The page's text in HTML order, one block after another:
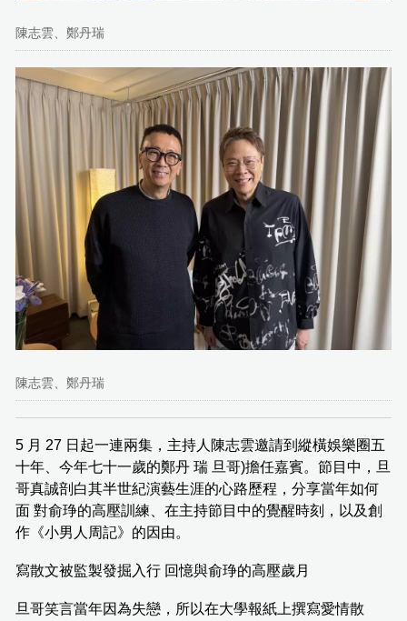
陳志雲、鄭丹瑞
陳志雲、鄭丹瑞
5 月 27 日起一連兩集，主持人陳志雲邀請到縱橫娛樂圈五
十年、今年七十一歲的鄭丹 瑞 旦哥)擔任嘉賓。節目中，旦
哥真誠剖白其半世紀演藝生涯的心路歷程，分享當年如何
面 對俞琤的高壓訓練、在主持節目中的覺醒時刻，以及創
作《小男人周記》的因由。
寫散文被監製發掘入行 回憶與俞琤的高壓歲月
旦哥笑言當年因為失戀，所以在大學報紙上撰寫愛情散